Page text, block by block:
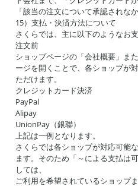
「該当の注文について承認されな
15）支払・決済方法について
さくらでは、主に以下のようなお
注文前
ショップページの「会社概要」ま
ージを開くことで、各ショップが
ただけます。
クレジットカード決済
PayPal
Alipay
UnionPay（銀聯）
上記は一例となります。
さくらでは各ショップが対応可能
ます。そのため「～による支払は
しては、
ご利用を希望されているショップ